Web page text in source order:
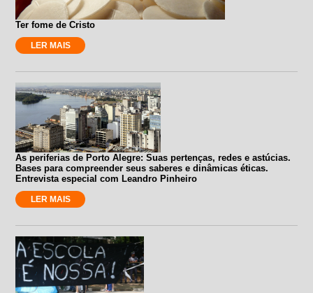
Ter fome de Cristo
LER MAIS
As periferias de Porto Alegre: Suas pertenças, redes e astúcias.
Bases para compreender seus saberes e dinâmicas éticas.
Entrevista especial com Leandro Pinheiro
LER MAIS